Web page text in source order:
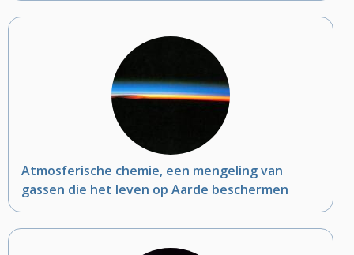
Atmosferische chemie, een mengeling van
gassen die het leven op Aarde beschermen